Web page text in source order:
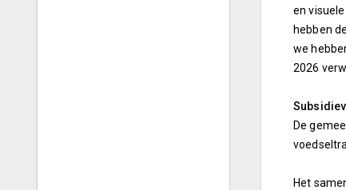
en
hebben
we
2026
De
Het